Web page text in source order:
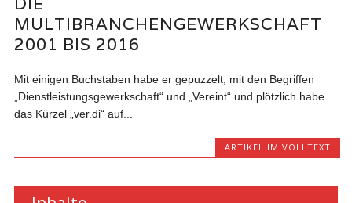
MULTIBRANCHENGEWERKSCHAFT
2001 BIS 2016
Mit einigen Buchstaben habe er gepuzzelt, mit den Begriffen
„Dienstleistungsgewerkschaft“ und „Vereint“ und plötzlich habe
das Kürzel „ver.di“ auf...
ARTIKEL IM VOLLTEXT